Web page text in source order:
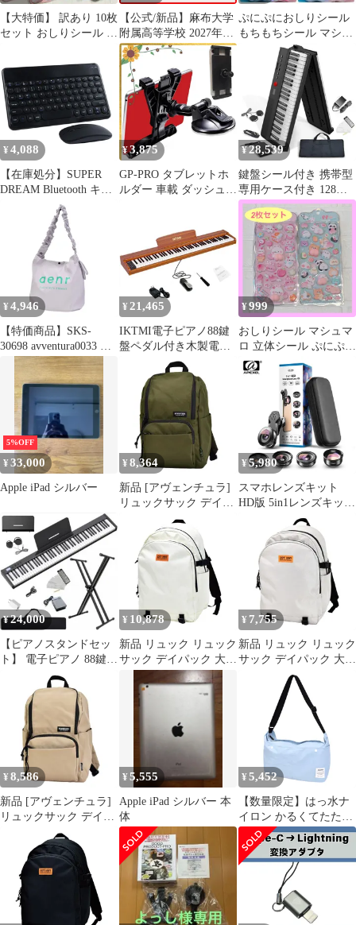
【大特価】 訳あり 10枚
セット おしりシール ぷ
【公式/新品】麻布大学
附属高等学校 2027年度
版【過去問5年】(高校
別入試過去問シリーズ
B04)
ぷにぷにおしりシール
もちもちシール マシュ
マロシール 3Dシール 2
枚もちもち
¥ 4,088
【在庫処分】SUPER
DREAM Bluetooth キー
ボードマウスセット
iPad対応 キーボード タ
ブレット/スマホ用 ワイ
ヤレスキーボード 充電
式 可愛い コンパクト
薄型 軽量 携帯便利
Windows Mac iOS
Android対応 長時間稼
¥3,875
GP‐PRO タブレットホ
ルダー 車載 ダッシュボ
¥28,539
鍵盤シール付き 携帯型
専用ケース付き 128種
音色 練習用イヤホン バ
ッテリー
¥ 4,946
【特価商品】SKS-
30698 avventura0033 シ
ョルダートートバッグ
マルチロゴ くしゅふわ
¥ 21,465
IKTMI電子ピアノ88鍵
盤ペダル付き木製電子
ピアノ88鍵携帯Pianoピ
アノ大人初心者向け
MIDI対応持ち運び(オ
レンジ)
¥999
おしりシール マシュマ
ロ 立体シール ぷにぷに
ぷくぷくシール ぷくぷ
く もっちもち マシュマ
ロ 3Dシール 韓国 お
しりぷにぷにシール
5%OFF
¥33,000
Apple iPad シルバー
¥ 8,364
新品 [アヴェンチュラ]
リュックサック デイパ
ック マザーズバッグ
RPT-30669 カーキ
¥5,980
スマホレンズキット
HD版 5in1レンズキット
レンズセット スマート
フォン用レンズ 10倍マ
クロ 2倍望遠 110°広角
170°超広角 195°魚眼
Apexel APL-HB5
¥24,000
【ピアノスタンドセッ
ト】 電子ピアノ 88鍵盤
8 日本語表記 MIDI対応
¥ 10,878
新品 リュック リュック
サック デイパック 大容
量 アヴェンチュラRSP-
30661 ベージュ
¥ 7,755
新品 リュック リュック
サック デイパック 大容
量 アヴェンチュラRSP-
30661 グレー
¥ 8,586
新品 [アヴェンチュラ]
リュックサック デイパ
ック マザーズバッグ
RPT-30669 ベージュ
¥5,555
Apple iPad シルバー 本
体
¥ 5,452
【数量限定】はっ水ナ
イロン かるくてたため
る AVVENTURA ショル
ダーバッグ SKT-30707